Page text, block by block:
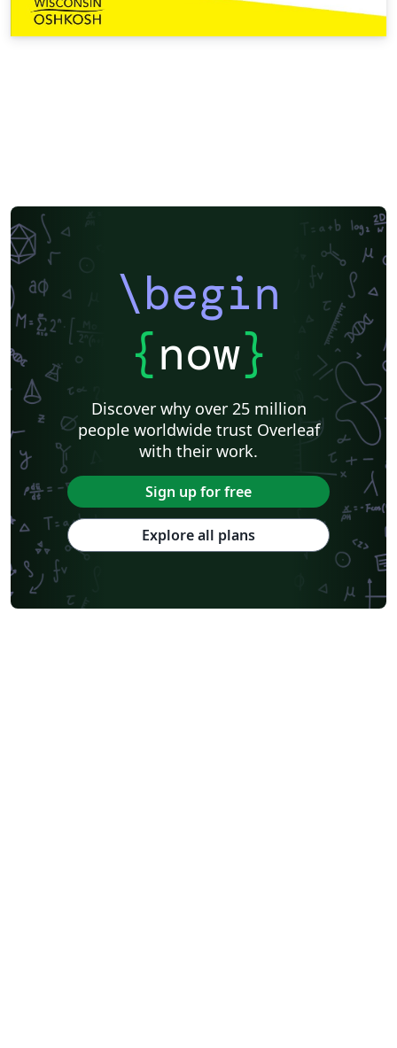
\begin
{now}
Discover why over 25 million
people worldwide trust Overleaf
with their work.
Sign up for free
Explore all plans